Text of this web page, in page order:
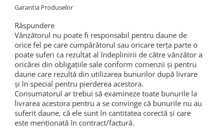
Coșuri de transport
Suplimente
Suplimente - Ovigor
Suplimente - Klaus
Diverse Suplimente
Suplimente Cest Pharma
Suplimente Röhnfried
Suplimente Belgica de Weerd
Garantia Produselor
Răspundere
Vănzătorul nu poate fi responsabil pentru daune de
orice fel pe care cumpărătorul sau oricare terța parte o
poate suferi ca rezultat al îndeplinirii de către vânzător a
oricărei din obligațiile sale conform comenzii și pentru
daune care rezultă din utilizarea bunurilor după livrare
și în special pentru pierderea acestora.
Consumatorul ar trebui să examineze toate bunurile la
livrarea acestora pentru a se convinge că bunurile nu au
suferit daune, că ele sunt în cantitatea corectă și care
este menționată în contract/factură.